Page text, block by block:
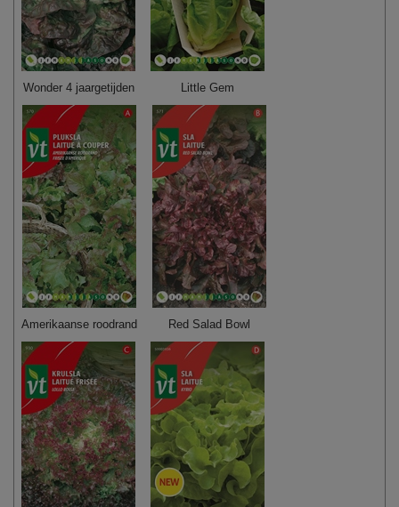
Wonder 4 jaargetijden Little Gem
Amerikaanse roodrand Red Salad Bowl